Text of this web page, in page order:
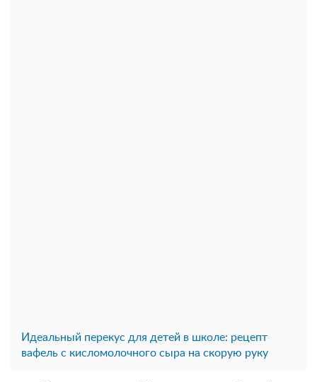
Идеальный перекус для детей в школе: рецепт
вафель с кисломолочного сыра на скорую руку